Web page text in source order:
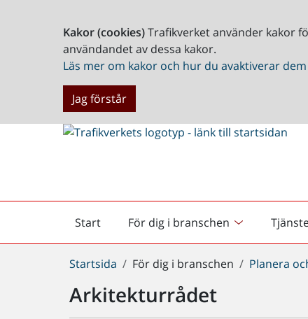
Kakor (cookies)Trafikverket använder kakor
användandet av dessa kakor.
Läs mer om kakor och hur du avaktiverar dem
Jag förstår
Start
Startsida För dig i branschen
Du
här:
Startsida För dig i branschen Planera
Arkitekturrådet